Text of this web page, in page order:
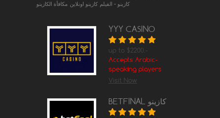
كازينو - الفيلم كازينو اونلاين مكافأة الكازينو
YYY CASINO
up to $2200.-
Accepts Arabic-
speaking players
Visit Now
BETFINAL كازينو